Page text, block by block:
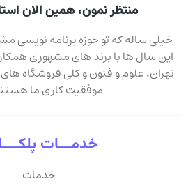
منتظر نمون، همین الان
خیلی ساله که تو حوزه برنامه نویسی
این سال ها با برند های مشهوری
تهران، علوم و فنون و کلی فروشگاه های
موفقیت کاری ما
خدمـــات
خدمات